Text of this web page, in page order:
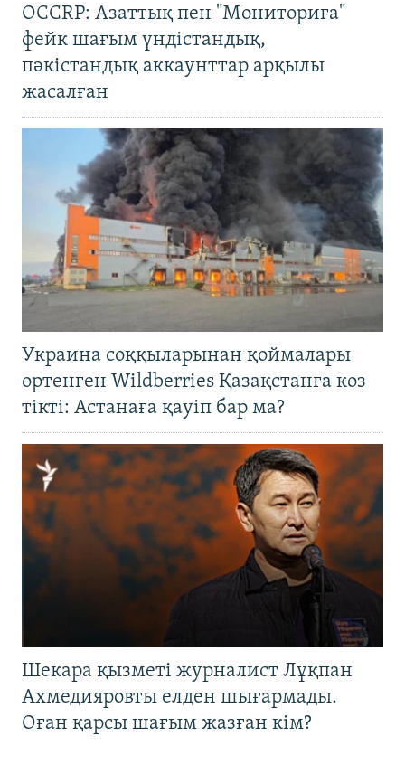
OCCRP: Азаттық пен "Мониториға"
фейк шағым үндістандық,
пәкістандық аккаунттар арқылы
жасалған
Украина соққыларынан қоймалары
өртенген Wildberries Қазақстанға көз
тікті: Астанаға қауіп бар ма?
Шекара қызметі журналист Лұқпан
Ахмедияровты елден шығармады.
Оған қарсы шағым жазған кім?